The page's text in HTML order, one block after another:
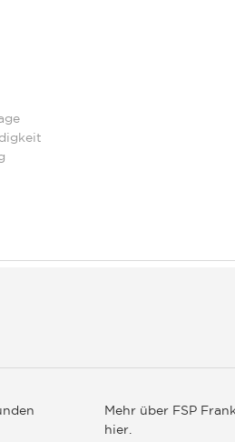
Mehr über FSP
hier.